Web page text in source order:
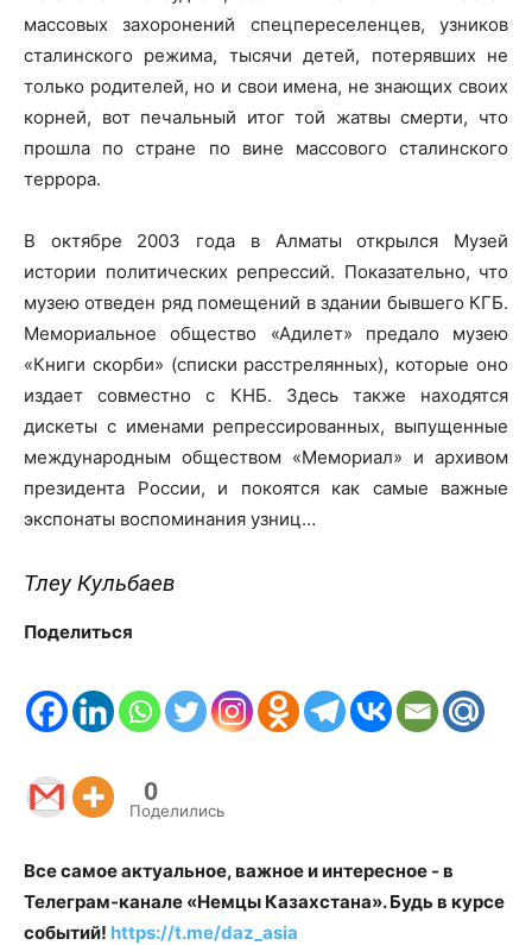
массовых захоронений спецпереселенцев, узников
сталинского режима, тысячи детей, потерявших не
только родителей, но и свои имена, не знающих своих
корней, вот печальный итог той жатвы смерти, что
прошла по стране по вине массового сталинского
террора.
В октябре 2003 года в Алматы открылся Музей
истории политических репрессий. Показательно, что
музею отведен ряд помещений в здании бывшего КГБ.
Мемориальное общество «Адилет» предало музею
«Книги скорби» (списки расстрелянных), которые оно
издает совместно с КНБ. Здесь также находятся
дискеты с именами репрессированных, выпущенные
международным обществом «Мемориал» и архивом
президента России, и покоятся как самые важные
экспонаты воспоминания узниц…
Тлеу Кульбаев
Поделиться
0
Поделились
Все самое актуальное, важное и интересное - в
Телеграм-канале «Немцы Казахстана». Будь в курсе
событий! https://t.me/daz_asia